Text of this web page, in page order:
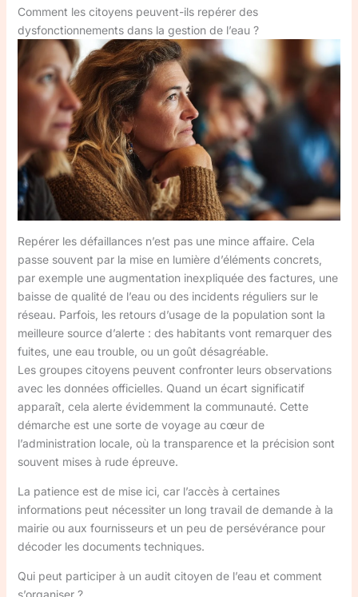
Comment les citoyens peuvent-ils repérer des
dysfonctionnements dans la gestion de l’eau ?
Repérer les défaillances n’est pas une mince affaire. Cela
passe souvent par la mise en lumière d’éléments concrets,
par exemple une augmentation inexpliquée des factures, une
baisse de qualité de l’eau ou des incidents réguliers sur le
réseau. Parfois, les retours d’usage de la population sont la
meilleure source d’alerte : des habitants vont remarquer des
fuites, une eau trouble, ou un goût désagréable.
Les groupes citoyens peuvent confronter leurs observations
avec les données officielles. Quand un écart significatif
apparaît, cela alerte évidemment la communauté. Cette
démarche est une sorte de voyage au cœur de
l’administration locale, où la transparence et la précision sont
souvent mises à rude épreuve.
La patience est de mise ici, car l’accès à certaines
informations peut nécessiter un long travail de demande à la
mairie ou aux fournisseurs et un peu de persévérance pour
décoder les documents techniques.
Qui peut participer à un audit citoyen de l’eau et comment